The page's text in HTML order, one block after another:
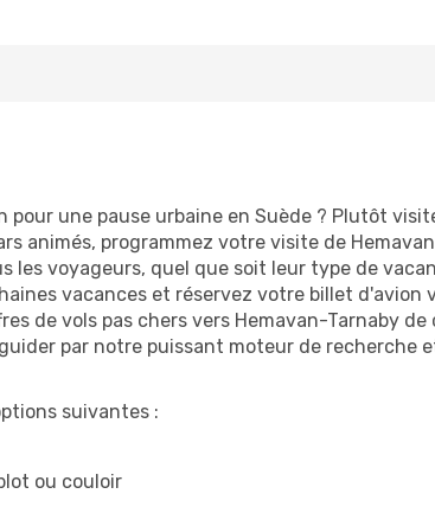
une pause urbaine en Suède ? Plutôt
animés, programmez votre visite de
les voyageurs, quel que soit leur type de
vacances et réservez votre billet d'avion
de vols pas chers vers Hemavan-Tarnaby
par notre puissant moteur de recherche
suivantes :
ou couloir